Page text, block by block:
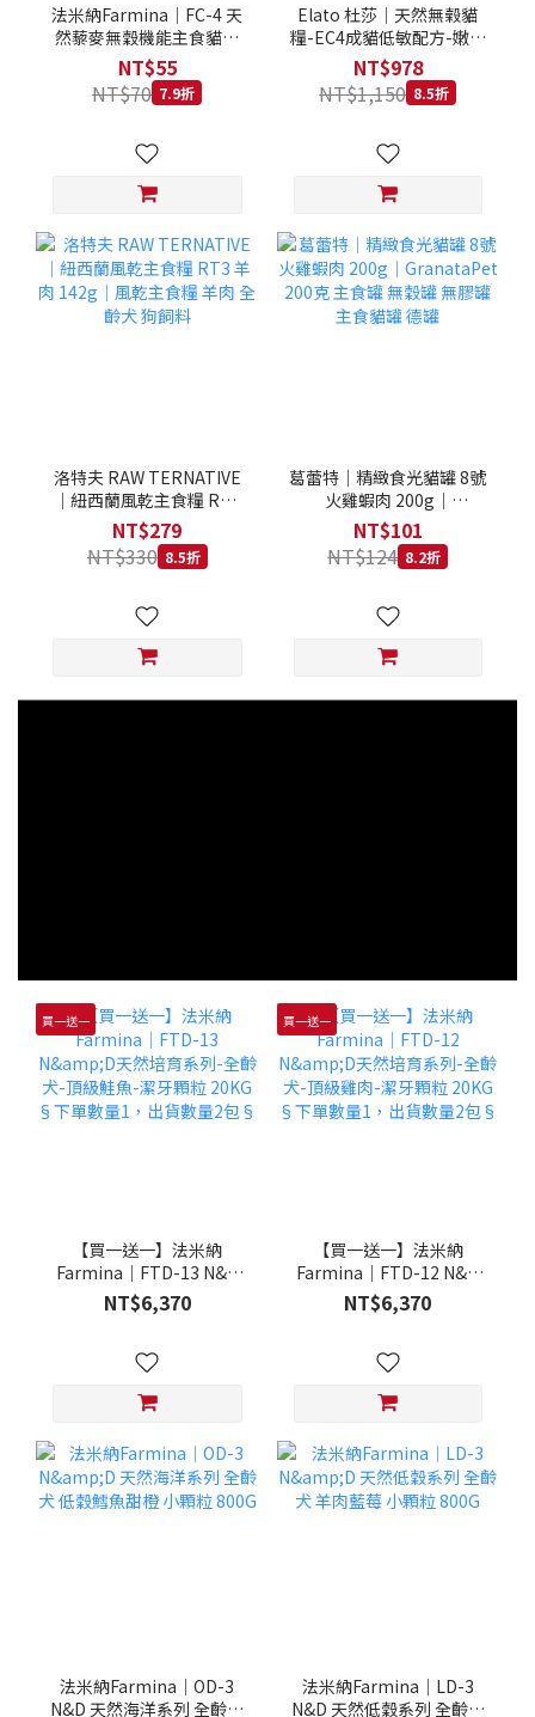
法米納Farmina｜FC-4 天
然藜麥無穀機能主食貓罐
FC-4061 體重管理 羊肉蘆
筍 80G
NT$55
NT$70 7.9折
Elato 杜莎｜天然無榖貓
糧-EC4成貓低敏配方-嫩羊
野鹿 1.5kg｜杜莎 天然無
榖貓糧系列 貓糧
NT$978
NT$1,150 8.5折
洛特夫 RAW TERNATIVE
｜紐西蘭風乾主食糧 RT3
羊肉 142g｜風乾主食糧 羊
肉 全齡犬 狗飼料
NT$279
NT$330 8.5折
葛蕾特｜精緻食光貓罐 8號
火雞蝦肉 200g｜
GranataPet 200克 主食罐
無穀罐 無膠罐 主食貓罐 德
罐
NT$101
NT$124 8.2折
買一送一
【買一送一】法米納
Farmina｜FTD-13 N&D
天然培育系列-全齡犬-頂級
鮭魚-潔牙顆粒 20KG §下
NT$6,370
買一送一
【買一送一】法米納
Farmina｜FTD-12 N&D
天然培育系列-全齡犬-頂級
雞肉-潔牙顆粒 20KG §下
NT$6,370
法米納Farmina｜OD-3
N&D 天然海洋系列 全齡犬
法米納Farmina｜LD-3
N&D 天然低穀系列 全齡犬